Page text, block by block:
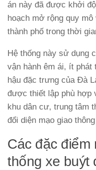
án này đã được khởi
hoạch mở rộng quy
thành phố trong thời
Hệ thống này sử dụng
vận hành êm ái, ít
hậu đặc trưng của Đà
được thiết lập phù hợp
khu dân cư, trung tâm
đổi diện mạo giao
Các đặc điểm
thống xe buýt